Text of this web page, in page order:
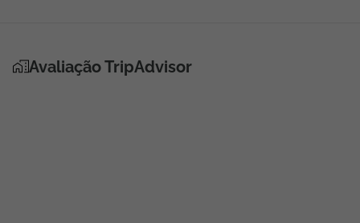
Avaliação TripAdvisor